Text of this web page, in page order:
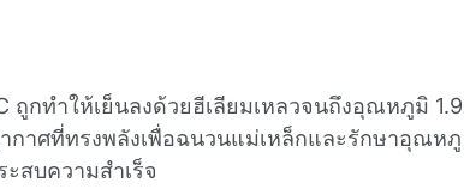
ถูกทําให้เย็นลงด้วยฮีเลียมเหลวจนถึงอุณหภูมิ 1.9
กาศที่ทรงพลังเพื่อฉนวนแม่เหล็กและรักษาอุณหภู
สบความสําเร็จ